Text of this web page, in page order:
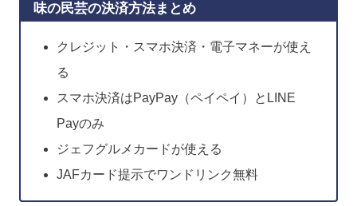
味の民芸の決済方法まとめ
クレジット・スマホ決済・電子マネーが使え
る
スマホ決済はPayPay（ペイペイ）とLINE
Payのみ
ジェフグルメカードが使える
JAFカード提示でワンドリンク無料